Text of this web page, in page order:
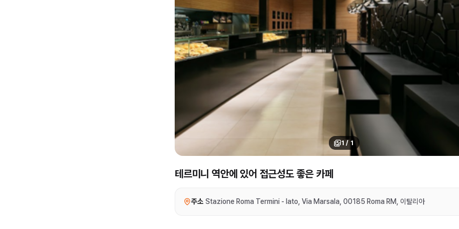
1 / 1
테르미니 역안에 있어 접근성도 좋은 카페
주소 Stazione Roma Termini - lato, Via Marsala, 00185 Roma RM, 이탈리아